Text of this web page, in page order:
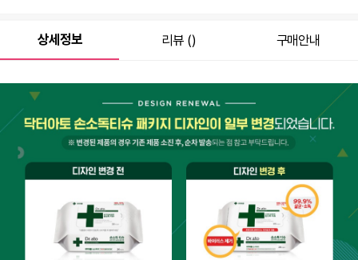
상세정보 리뷰 () 구매안내